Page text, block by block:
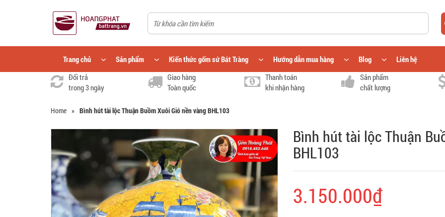
Trang chủ Sản phẩm Kiến thức gốm sứ Bát Tràng Hướng dẫn mua hàng Blog
Liên hệ
Đổi trả
trong 3 ngày
Giao hàng
Toàn quốc
Thanh toán
khi nhận hàng
Sản phẩm
chất lượng
Home » Bình hút tài lộc Thuận Buồm Xuôi Gió nền vàng BHL103
Bình hút tài lộc Thuận
BHL103
3.150.000₫